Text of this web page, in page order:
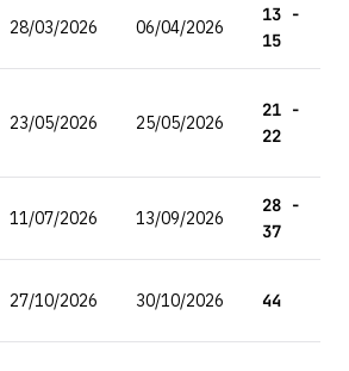
28/03/2026 06/04/2026
13 -
15
23/05/2026 25/05/2026
21 -
22
11/07/2026 13/09/2026
28 -
37
27/10/2026 30/10/2026 44